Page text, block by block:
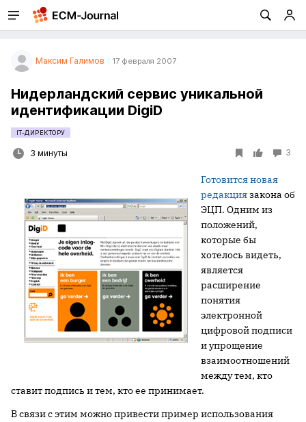
Максим Галимов 17 февраля 2007
Нидерландский сервис уникальной
идентификации DigiD
IT-ДИРЕКТОРУ
3 минуты 3
Готовится новая
редакциязакона об
ЭЦП. Одним из
положений,
которые бы
хотелось видеть,
является
расширение
понятия
электронной
цифровой подписи
и упрощение
взаимоотношений
между тем, кто
ставит подпись и тем, кто ее принимает.
В связи с этим можно привести пример использования